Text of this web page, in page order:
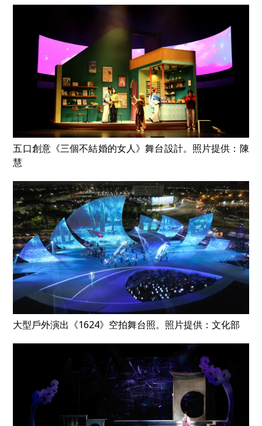
五口創意《三個不結婚的女人》舞台設計。照片提供：陳
慧
大型戶外演出《1624》空拍舞台照。照片提供：文化部